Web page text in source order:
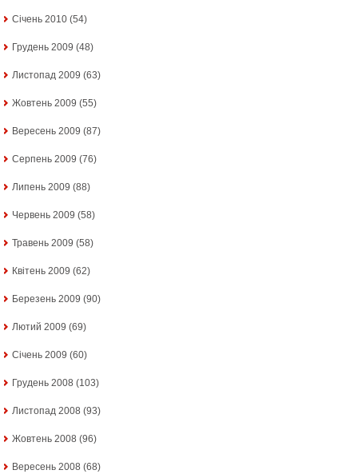
Січень 2010 (54)
Грудень 2009 (48)
Листопад 2009 (63)
Жовтень 2009 (55)
Вересень 2009 (87)
Серпень 2009 (76)
Липень 2009 (88)
Червень 2009 (58)
Травень 2009 (58)
Квітень 2009 (62)
Березень 2009 (90)
Лютий 2009 (69)
Січень 2009 (60)
Грудень 2008 (103)
Листопад 2008 (93)
Жовтень 2008 (96)
Вересень 2008 (68)